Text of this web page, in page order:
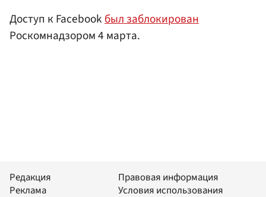
Доступ к Facebookбыл заблокирован
Роскомнадзором 4 марта.
Редакция
Реклама
Правовая информация
Условия использования